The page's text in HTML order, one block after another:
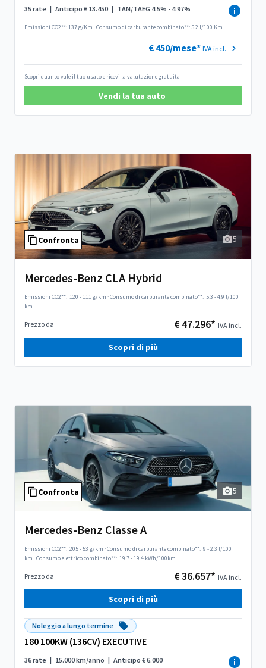
35 rate | Anticipo € 13.450 | TAN/TAEG 4.5% - 4.97%
Emissioni CO2**: 137 g/Km ·Consumo di carburante combinato**: 5.2 l/100 Km
€ 450/mese* IVA incl.
Scopri quanto vale il tuo usato e ricevi la valutazione gratuita
Vendi la tua auto
Confronta 5
Mercedes-Benz CLA Hybrid
Emissioni CO2**: 120 - 111 g/km ·Consumo di carburante combinato**: 5.3 - 4.9 l/100
km
Prezzo da € 47.296* IVA incl.
Scopri di più
Confronta 5
Mercedes-Benz Classe A
Emissioni CO2**: 205 - 53 g/km ·Consumo di carburante combinato**: 9 - 2.3 l/100
km ·Consumo elettrico combinato**: 19.7 - 19.4 kWh/100km
Prezzo da € 36.657* IVA incl.
Scopri di più
Noleggio a lungo termine
180 100KW (136CV) EXECUTIVE
36 rate | 15.000 km/anno | Anticipo € 6.000